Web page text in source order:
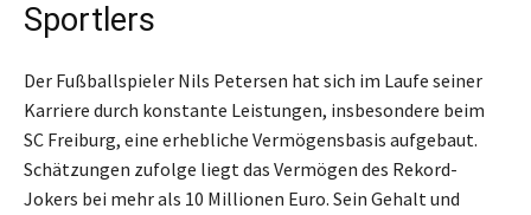
Sportlers
Der Fußballspieler Nils Petersen hat sich im Laufe seiner
Karriere durch konstante Leistungen, insbesondere beim
SC Freiburg, eine erhebliche Vermögensbasis aufgebaut.
Schätzungen zufolge liegt das Vermögen des Rekord-
Jokers bei mehr als 10 Millionen Euro. Sein Gehalt und